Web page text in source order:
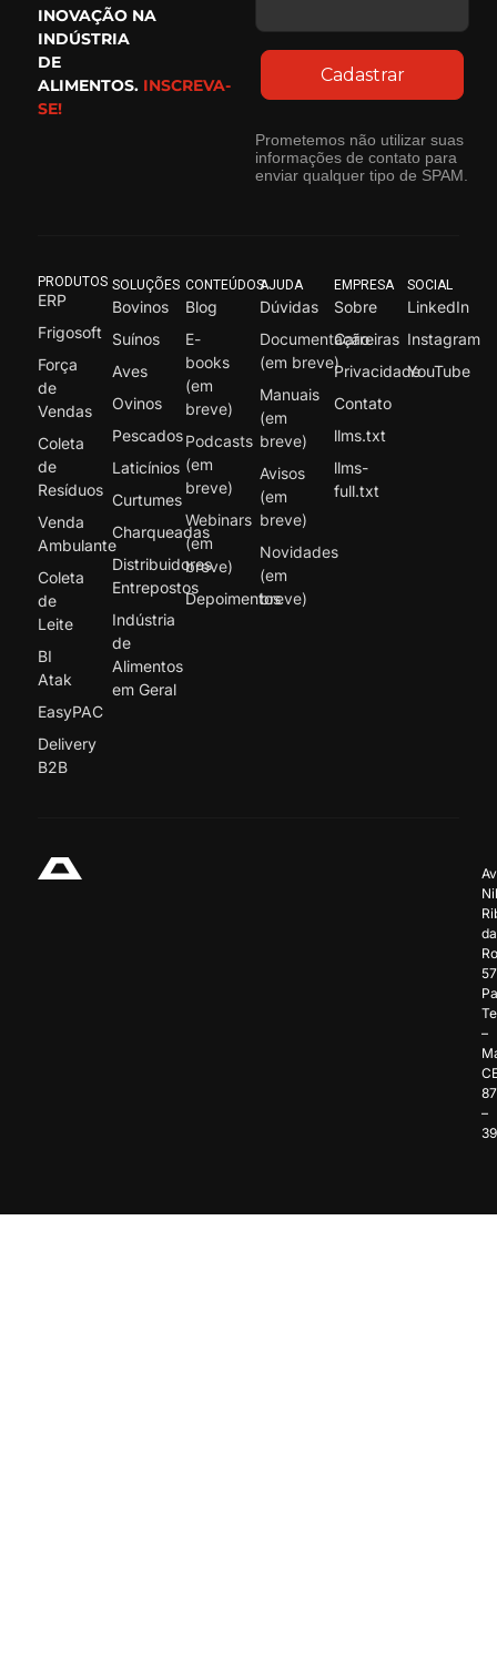
INOVAÇÃO NA
INDÚSTRIA
DE
ALIMENTOS. INSCREVA-
SE!
Cadastrar
Prometemos não utilizar suas
informações de contato para
enviar qualquer tipo de SPAM.
PRODUTOS
ERP
Frigosoft
Força
de
Vendas
Coleta
de
Resíduos
Venda
Ambulante
Coleta
de
Leite
BI
Atak
EasyPAC
Delivery
B2B
SOLUÇÕES
Bovinos
Suínos
Aves
Ovinos
Pescados
Laticínios
Curtumes
Charqueadas
Distribuidores
Entrepostos
Indústria
de
Alimentos
em Geral
CONTEÚDOS
Blog
E-
books
(em
breve)
Podcasts
(em
breve)
Webinars
(em
breve)
Depoimentos
AJUDA
Dúvidas
Documentação
(em breve)
Manuais
(em
breve)
Avisos
(em
breve)
Novidades
(em
breve)
EMPRESA
Sobre
Carreiras
Privacidade
Contato
llms.txt
llms-
full.txt
SOCIAL
LinkedIn
Instagram
YouTube
da
–
–